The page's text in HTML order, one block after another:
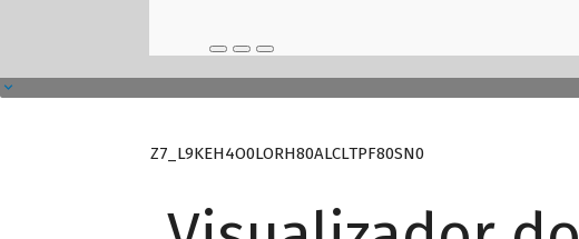
Z7_L9KEH4O0LORH80ALCLTPF80SN0